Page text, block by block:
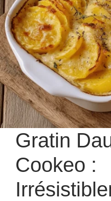
Gratin
Cookeo :